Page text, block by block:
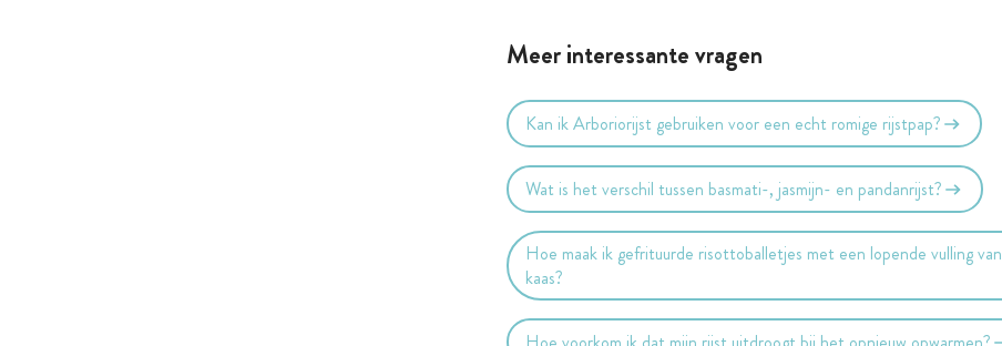
Meer interessante vragen
Kan ik Arboriorijst gebruiken voor een echt romige rijstpap?
Wat is het verschil tussen basmati-, jasmijn- en pandanrijst?
Hoe maak ik gefrituurde risottoballetjes met een lopende vulling van
kaas?